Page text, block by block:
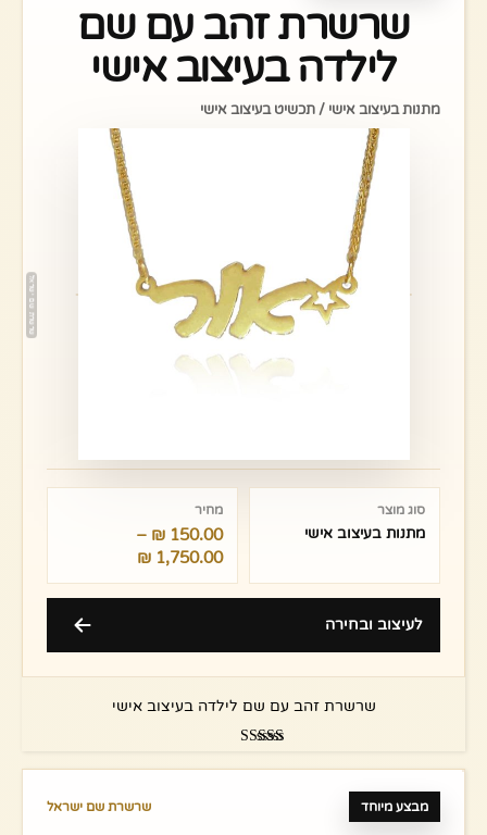
שרשרת זהב עם שם
לילדה בעיצוב אישי
מתנות בעיצוב אישי / תכשיט בעיצוב אישי
סוג מוצר
מתנות בעיצוב אישי
מחיר
150.00
₪
–
1,750.00
₪
לעיצוב ובחירה
שרשרת זהב עם שם לילדה בעיצוב אישי
5.00
מבצע מיוחד שרשרת שם ישראל